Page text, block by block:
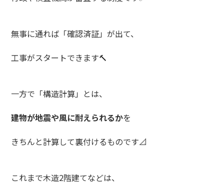
無事に通れば「確認済証」が出て、
工事がスタートできます🔨
一方で「構造計算」とは、
建物が地震や風に耐えられるかを
きちんと計算して裏付けるものです📐
これまで木造2階建てなどは、